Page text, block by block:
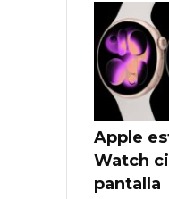
Apple
Watch
pantalla